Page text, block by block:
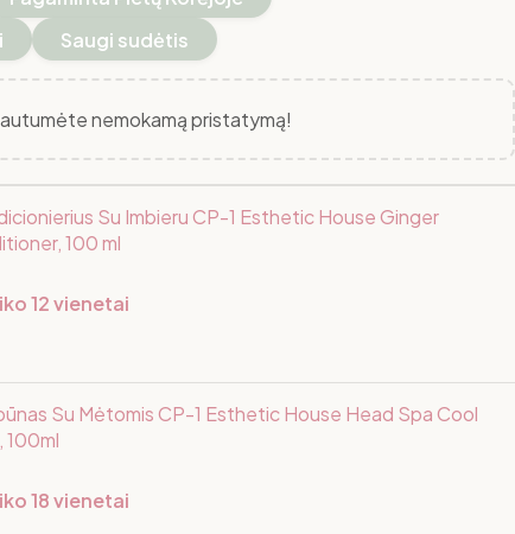
Saugi sudėtis
nemokamą pristatymą!
Su Imbieru CP-1 Esthetic House Ginger
100 ml
12 vienetai
Su Mėtomis CP-1 Esthetic House Head Spa Cool
100ml
18 vienetai